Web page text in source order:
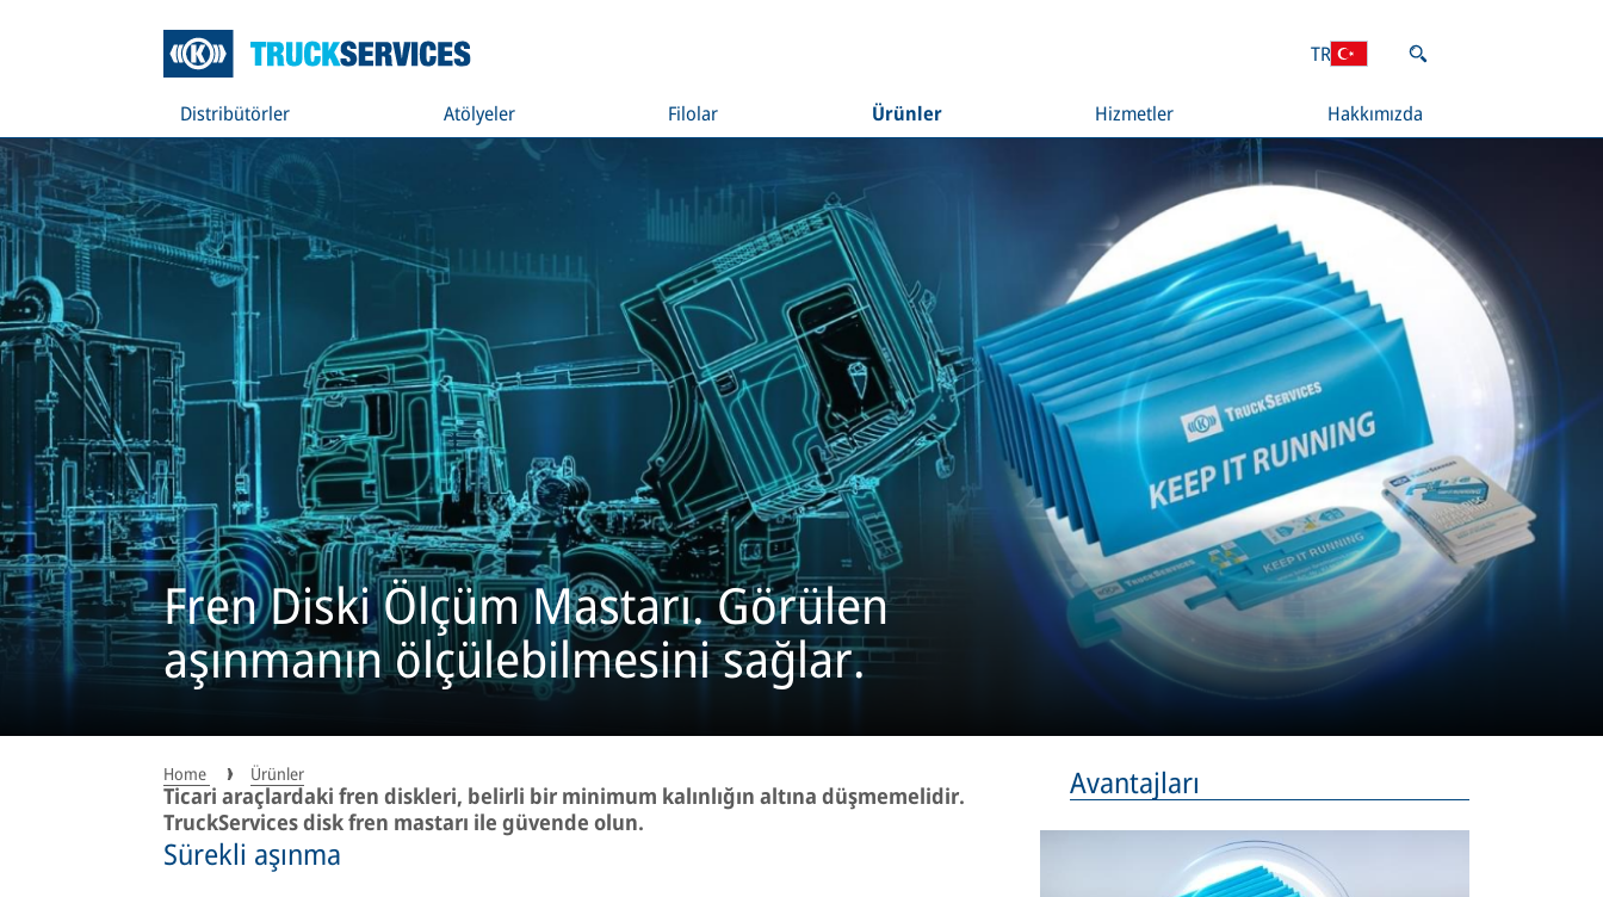
Distribütörler Atölyeler Filolar Ürünler Hizmetler Hakkımızda
TR
Fren Diski Ölçüm Mastarı. Görülen
aşınmanın ölçülebilmesini sağlar.
Home Ürünler
Ticari araçlardaki fren diskleri, belirli bir minimum kalınlığın altına düşmemelidir.
TruckServices disk fren mastarı ile güvende olun.
Sürekli aşınma
Avantajları